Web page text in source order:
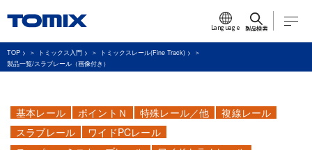
Language 製品検索
TOP > トミックス入門 > トミックスレール(Fine Track) >
製品一覧/スラブレール（画像付き）
基本レール ポイントＮ 特殊レール／他
複線レール
スラブレール
ワイドPCレール